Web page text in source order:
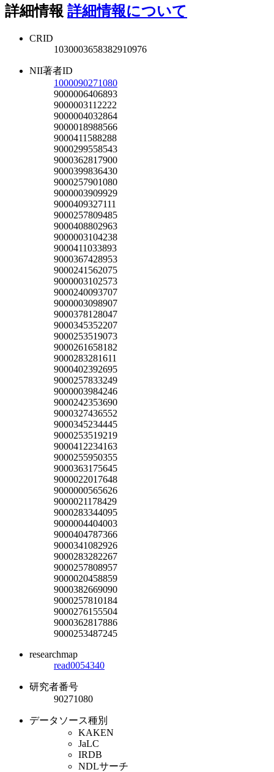
詳細情報 詳細情報について
CRID
1030003658382910976
NII著者ID
1000090271080
9000006406893
9000003112222
9000004032864
9000018988566
9000411588288
9000299558543
9000362817900
9000399836430
9000257901080
9000003909929
9000409327111
9000257809485
9000408802963
9000003104238
9000411033893
9000367428953
9000241562075
9000003102573
9000240093707
9000003098907
9000378128047
9000345352207
9000253519073
9000261658182
9000283281611
9000402392695
9000257833249
9000003984246
9000242353690
9000327436552
9000345234445
9000253519219
9000412234163
9000255950355
9000363175645
9000022017648
9000000565626
9000021178429
9000283344095
9000004404003
9000404787366
9000341082926
9000283282267
9000257808957
9000020458859
9000382669090
9000257810184
9000276155504
9000362817886
9000253487245
researchmap
read0054340
研究者番号
90271080
データソース種別
KAKEN
JaLC
IRDB
NDLサーチ